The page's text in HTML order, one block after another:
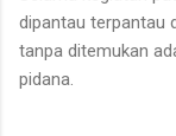
dipantau terpantau
tanpa ditemukan
pidana.